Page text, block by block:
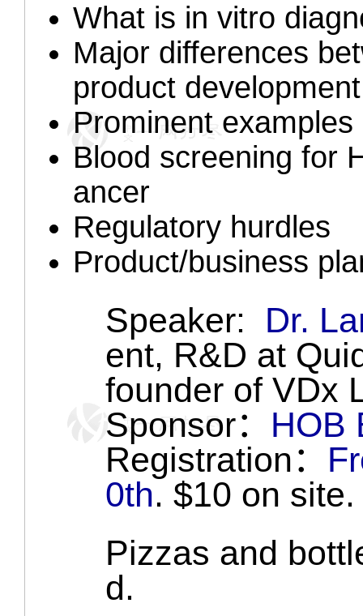
What is in vitro
Major differences
product development
Prominent
Blood screening for
ancer
Regulatory hurdles
Product/business
Speaker: Dr.
ent, R&D at
founder of VDx
Sponsor： HOB
Registration：
0th. $10 on site.
Pizzas and
d.